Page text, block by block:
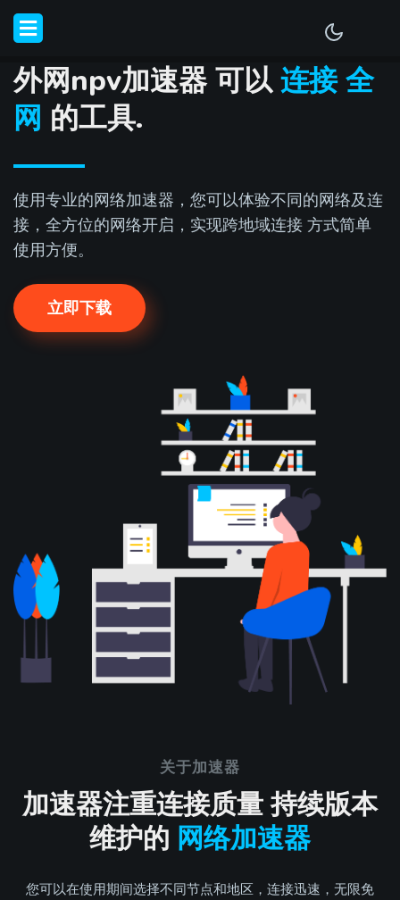
外网npv加速器 可以连接 全
网 的工具.
使用专业的网络加速器，您可以体验不同的网络及连
接，全方位的网络开启，实现跨地域连接 方式简单
使用方便。
立即下载
关于加速器
加速器注重连接质量 持续版本
维护的 网络加速器
您可以在使用期间选择不同节点和地区，连接迅速，无限免